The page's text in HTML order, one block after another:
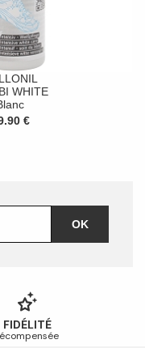
WHITE
€
OK
FIDÉLITÉ